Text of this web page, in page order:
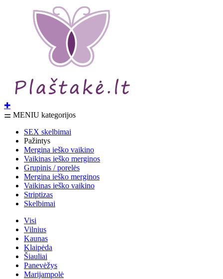
✚
⚌ MENIU kategorijos
SEX skelbimai
Pažintys
Mergina ieško vaikino
Vaikinas ieško merginos
Grupinis / porelės
Mergina ieško merginos
Vaikinas ieško vaikino
Striptizas
Skelbimai
Visi
Vilnius
Kaunas
Klaipėda
Šiauliai
Panevėžys
Marijampolė